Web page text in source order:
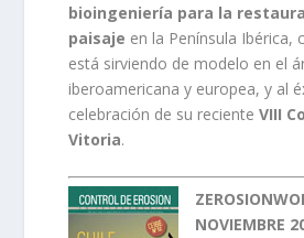
bioingeniería para la
paisaje en la Península Ibérica,
está sirviendo de modelo en el
iberoamericana y europea, y al
celebración de su recienteVIII
Vitoria.
NOVIEMBRE